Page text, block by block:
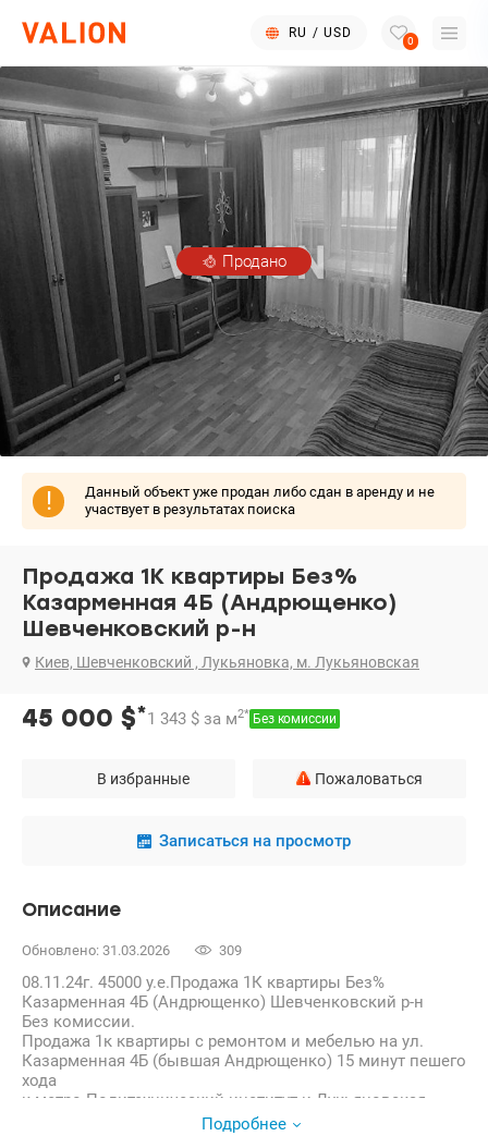
RU / USD
0
Продано
!
Данный объект уже продан либо сдан в аренду и не
участвует в результатах поиска
Продажа 1К квартиры Без%
Казарменная 4Б (Андрющенко)
Шевченковский р-н
Киев, Шевченковский , Лукьяновка, м. Лукьяновская
45 000 $*1 343 $ за м2* Без комиссии
В избранные Пожаловаться
Записаться на просмотр
Описание
Обновлено: 31.03.2026 309
08.11.24г. 45000 у.е.Продажа 1К квартиры Без%
Казарменная 4Б (Андрющенко) Шевченковский р-н
Без комиссии.
Продажа 1к квартиры с ремонтом и мебелью на ул.
Казарменная 4Б (бывшая Андрющенко) 15 минут пешего
хода
к метро Политехнический институт и Лукьяновская.
Общие характеристики: площадь 33,5/17,1/6 кв.м., 1 этаж
Подробнее